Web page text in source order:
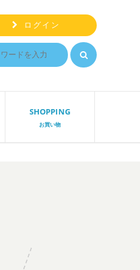
ログイン
SHOPPING
お買い物